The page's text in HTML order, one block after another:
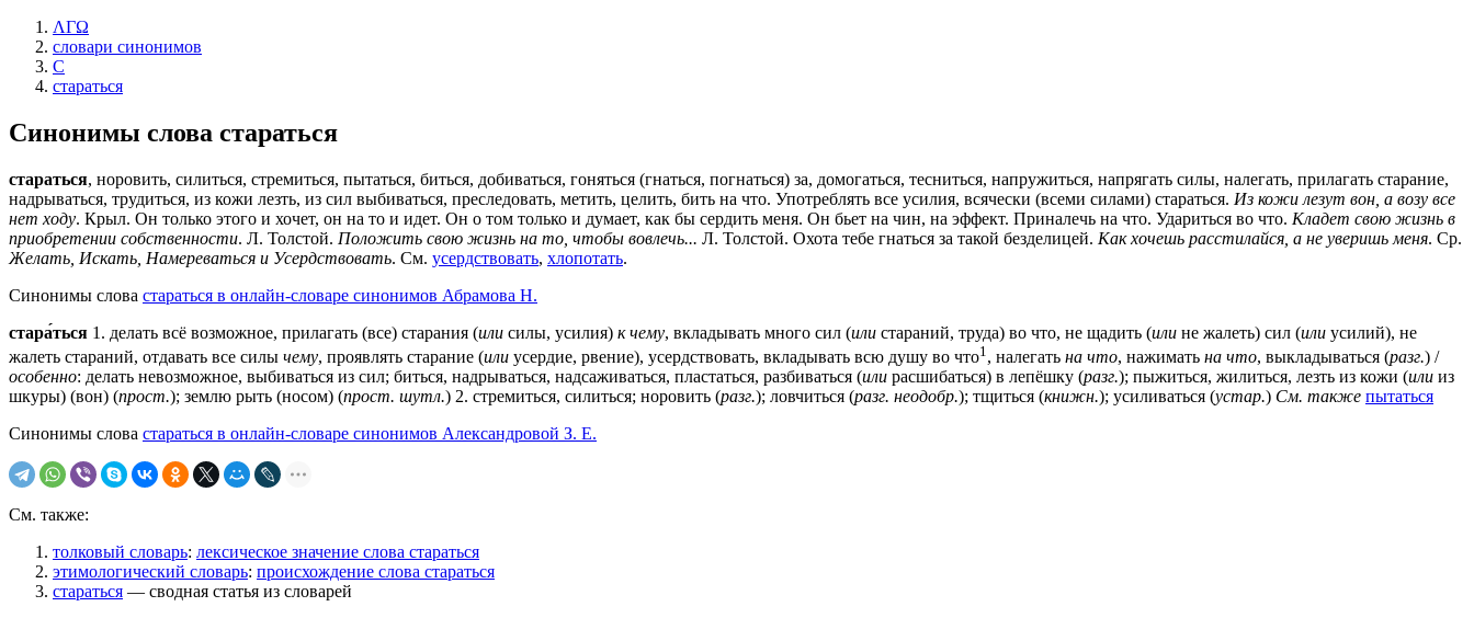
ΛΓΩ
словари синонимов
С
стараться
Синонимы слова стараться
стараться, норовить, силиться, стремиться, пытаться, биться, добиваться, гоняться (гнаться, погнаться) за, домогаться, тесниться, напружиться, напрягать силы, налегать, прилагать старание,
надрываться, трудиться, из кожи лезть, из сил выбиваться, преследовать, метить, целить, бить на что. Употреблять все усилия, всячески (всеми силами) стараться. Из кожи лезут вон, а возу все
нет ходу. Крыл. Он только этого и хочет, он на то и идет. Он о том только и думает, как бы сердить меня. Он бьет на чин, на эффект. Приналечь на что. Удариться во что. Кладет свою жизнь в
приобретении собственности. Л. Толстой. Положить свою жизнь на то, чтобы вовлечь... Л. Толстой. Охота тебе гнаться за такой безделицей. Как хочешь расстилайся, а не уверишь меня. Ср.
Желать, Искать, Намереваться и Усердствовать. См. усердствовать, хлопотать.
Синонимы слова стараться в онлайн-словаре синонимов Абрамова Н.
стара́ться 1. делать всё возможное, прилагать (все) старания (или силы, усилия) к чему, вкладывать много сил (или стараний, труда) во что, не щадить (или не жалеть) сил (или усилий), не
жалеть стараний, отдавать все силы чему, проявлять старание (или усердие, рвение), усердствовать, вкладывать всю душу во что1 , налегать на что, нажимать на что, выкладываться (разг.) /
особенно: делать невозможное, выбиваться из сил; биться, надрываться, надсаживаться, пластаться, разбиваться (или расшибаться) в лепёшку (разг.); пыжиться, жилиться, лезть из кожи (или из
шкуры) (вон) (прост.); землю рыть (носом) (прост. шутл.) 2. стремиться, силиться; норовить (разг.); ловчиться (разг. неодобр.); тщиться (книжн.); усиливаться (устар.) См. также пытаться
Синонимы слова стараться в онлайн-словаре синонимов Александровой З. Е.
См. также:
толковый словарь: лексическое значение слова стараться
этимологический словарь: происхождение слова стараться
стараться — сводная статья из словарей